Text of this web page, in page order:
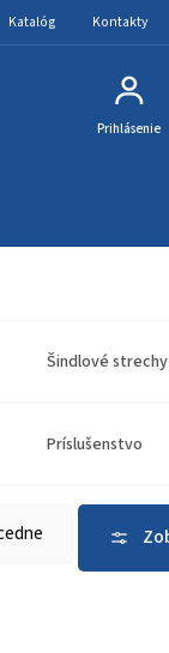
Katalóg Kontakty
Prihlásenie
Šindlové strechy
Príslušenstvo